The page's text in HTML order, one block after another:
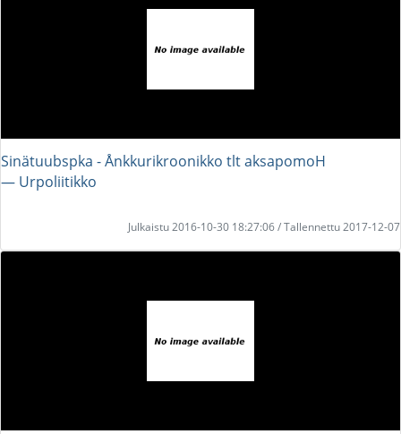
Sinätuubspka - Ånkkurikroonikko tlt aksapomoH
― Urpoliitikko
Julkaistu 2016-10-30 18:27:06 / Tallennettu 2017-12-07